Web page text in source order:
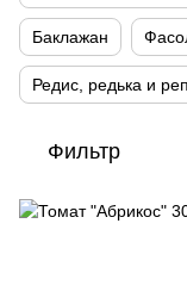
Баклажан
Редис, редька и
Фильтр